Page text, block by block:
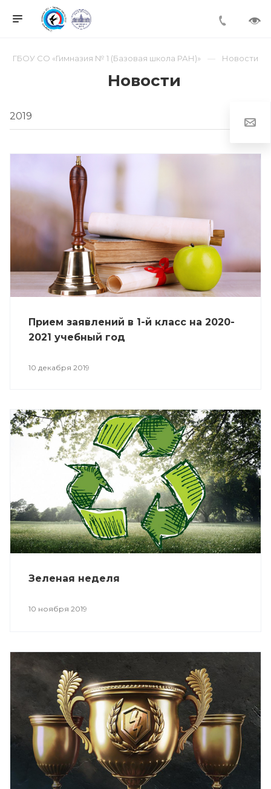
ГБОУ СО «Гимназия № 1 (Базовая школа РАН)» Новости
Новости
Прием заявлений в 1-й класс на 2020-
2021 учебный год
10 декабря 2019
Зеленая неделя
10 ноября 2019